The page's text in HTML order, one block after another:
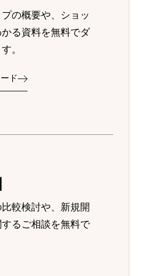
の概要や、ショッ
る資料を無料でダ
。
ド
較検討や、新規開
るご相談を無料で